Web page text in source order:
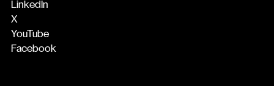
LinkedIn
X
YouTube
Facebook